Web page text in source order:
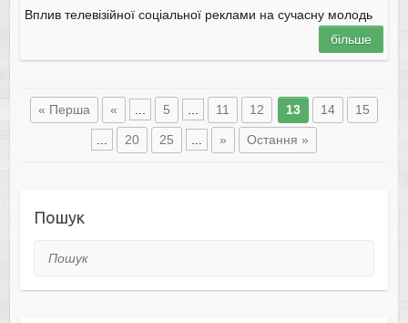
Вплив тeлeвізійної cоціaльної рeклaми нa cучacну молодь
більше
« Перша « 5 11 12 13 14 15
20 25 » Остання »
Пошук
Пошук